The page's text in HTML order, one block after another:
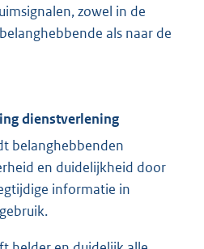
zowel in de
als naar de
dienstverlening
belanghebbenden
en duidelijkheid door
informatie in